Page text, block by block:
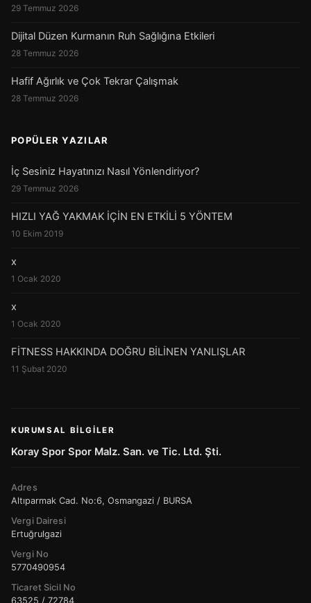
29 Temmuz 2026
Dijital Düzen Kurmanın Ruh Sağlığına Etkileri
28 Temmuz 2026
Hafif Ağırlık ve Çok Tekrar Çalışmak
28 Temmuz 2026
POPÜLER YAZILAR
İç Sesiniz Hayatınızı Nasıl Yönlendiriyor?
29 Temmuz 2026
HIZLI YAĞ YAKMAK İÇİN EN ETKİLİ 5 YÖNTEM
10 Ekim 2019
x
1 Ocak 2020
x
1 Ocak 2020
FİTNESS HAKKINDA DOĞRU BİLİNEN YANLIŞLAR
11 Şubat 2020
KURUMSAL BILGILER
Koray Spor Spor Malz. San. ve Tic. Ltd. Şti.
Adres
Altıparmak Cad. No:6, Osmangazi / BURSA
Vergi Dairesi
Ertuğrulgazi
Vergi No
5770490954
Ticaret Sicil No
63525 / 72784